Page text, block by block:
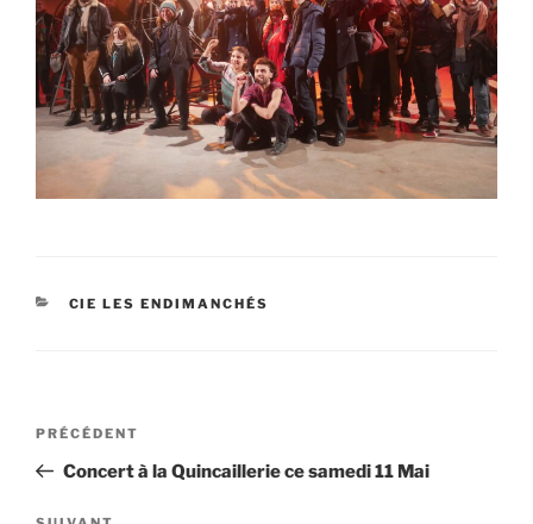
CATÉGORIES
CIE LES ENDIMANCHÉS
Navigation
l’article
Article
précédent
PRÉCÉDENT
Concert à la Quincaillerie ce samedi 11 Mai